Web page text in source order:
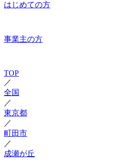
はじめての方
事業主の方
TOP
／
全国
／
東京都
／
町田市
／
成瀬が丘